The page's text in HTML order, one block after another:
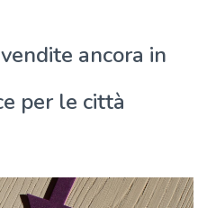
ancora in
per le città